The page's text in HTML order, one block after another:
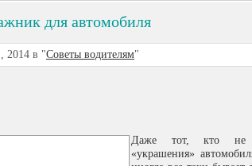
для автомобиля
2014 в "Советы водителям"
Даже тот, кто не
«украшения»